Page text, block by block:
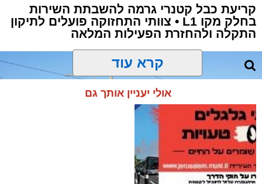
תגים:מחוז ירושלים, ירושלים, משטרת ישראל,
מחאה
שבת, חדשות ירושלים
ירושלים
החרדית, חרדים קיצוניים, בית הקפה בסמטה
קטין בן 15 נעצר אמש (שלישי)
ירושלים בחשד שהשליך שקית צואה בכניסה ל
הקפה"בסמטה" בירושלים.
עוד בנושא:
קריעת כבל קטנרי גרמה להשבתת השירות
בחלק מקו L1 • צוותי התחזוקה פועלים לתיקון
התקלה ולהחזרת הפעילות המלאה
קרא עוד
אולי יעניין אותך גם